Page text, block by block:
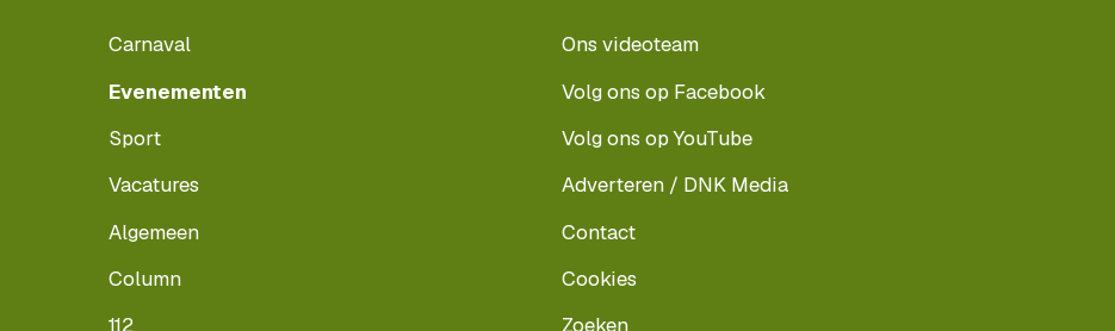
Carnaval
Evenementen
Sport
Vacatures
Algemeen
Column
112
Ons videoteam
Volg ons op Facebook
Volg ons op YouTube
Adverteren / DNK Media
Contact
Cookies
Zoeken